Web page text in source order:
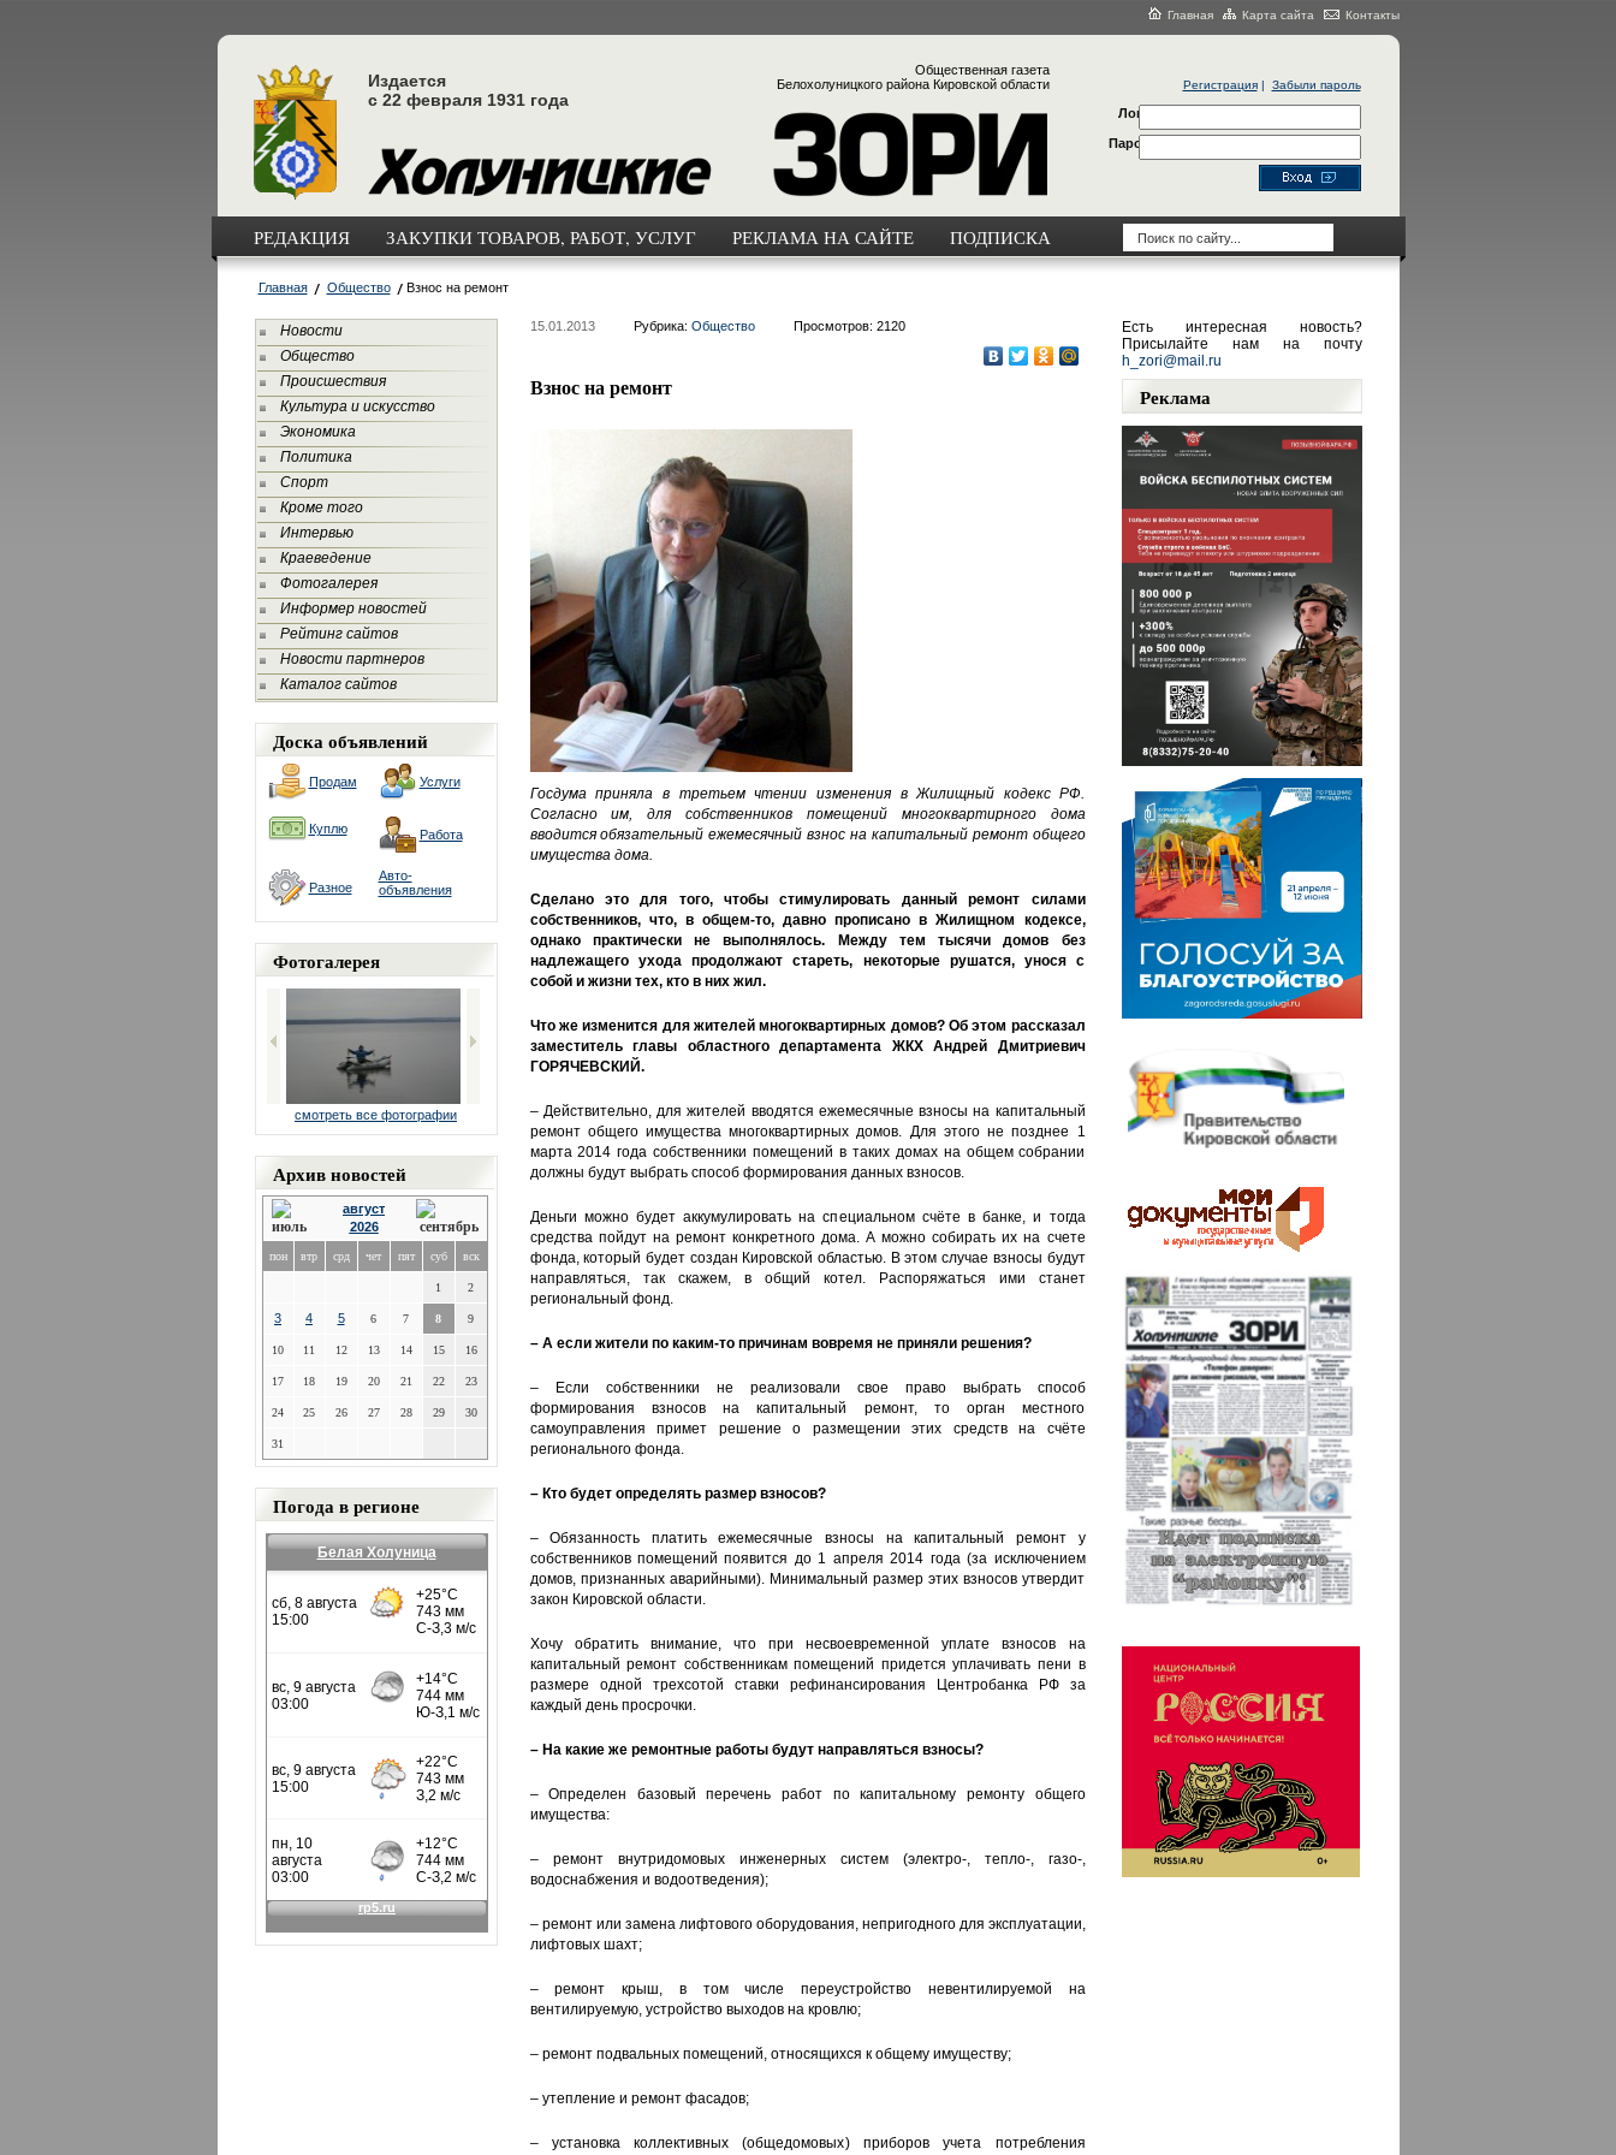
Главная Карта сайта Контакты
Издается
с 22 февраля 1931 года
Общественная газета
Белохолуницкого района Кировской области
Регистрация| Забыли пароль
Логин
Пароль
РЕДАКЦИЯ ЗАКУПКИ ТОВАРОВ, РАБОТ, УСЛУГ РЕКЛАМА НА САЙТЕ ПОДПИСКА
Главная Общество Взнос на ремонт
Новости
Общество
Происшествия
Культура и искусство
Экономика
Политика
Спорт
Кроме того
Интервью
Краеведение
Фотогалерея
Информер новостей
Рейтинг сайтов
Новости партнеров
Каталог сайтов
Доска объявлений
Продам Услуги
Куплю Работа
Разное
Авто-
объявления
Фотогалерея
смотреть все фотографии
Архив новостей
август
2026
пон втр срд чет пят суб вск
1 2
3 4 5 6 7 8 9
10 11 12 13 14 15 16
17 18 19 20 21 22 23
24 25 26 27 28 29 30
31
Погода в регионе
Белая Холуница
15.01.2013 Рубрика: Общество Просмотров: 2120
Взнос на ремонт
Госдума приняла в третьем чтении изменения в Жилищный кодекс РФ.
Согласно им, для собственников помещений многоквартирного дома
вводится обязательный ежемесячный взнос на капитальный ремонт общего
имущества дома.
Сделано это для того, чтобы стимулировать данный ремонт силами
собственников, что, в общем-то, давно прописано в Жилищном кодексе,
однако практически не выполнялось. Между тем тысячи домов без
надлежащего ухода продолжают стареть, некоторые рушатся, унося с
собой и жизни тех, кто в них жил.
Что же изменится для жителей многоквартирных домов? Об этом рассказал
заместитель главы областного департамента ЖКХ Андрей Дмитриевич
ГОРЯЧЕВСКИЙ.
– Действительно, для жителей вводятся ежемесячные взносы на капитальный
ремонт общего имущества многоквартирных домов. Для этого не позднее 1
марта 2014 года собственники помещений в таких домах на общем собрании
должны будут выбрать способ формирования данных взносов.
Деньги можно будет аккумулировать на специальном счёте в банке, и тогда
средства пойдут на ремонт конкретного дома. А можно собирать их на счете
фонда, который будет создан Кировской областью. В этом случае взносы будут
направляться, так скажем, в общий котел. Распоряжаться ими станет
региональный фонд.
– А если жители по каким-то причинам вовремя не приняли решения?
– Если собственники не реализовали свое право выбрать способ
формирования взносов на капитальный ремонт, то орган местного
самоуправления примет решение о размещении этих средств на счёте
регионального фонда.
– Кто будет определять размер взносов?
– Обязанность платить ежемесячные взносы на капитальный ремонт у
собственников помещений появится до 1 апреля 2014 года (за исключением
домов, признанных аварийными). Минимальный размер этих взносов утвердит
закон Кировской области.
Хочу обратить внимание, что при несвоевременной уплате взносов на
капитальный ремонт собственникам помещений придется уплачивать пени в
размере одной трехсотой ставки рефинансирования Центробанка РФ за
каждый день просрочки.
– На какие же ремонтные работы будут направляться взносы?
– Определен базовый перечень работ по капитальному ремонту общего
имущества:
– ремонт внутридомовых инженерных систем (электро-, тепло-, газо-,
водоснабжения и водоотведения);
– ремонт или замена лифтового оборудования, непригодного для эксплуатации,
лифтовых шахт;
– ремонт крыш, в том числе переустройство невентилируемой на
вентилируемую, устройство выходов на кровлю;
– ремонт подвальных помещений, относящихся к общему имуществу;
– утепление и ремонт фасадов;
– установка коллективных (общедомовых) приборов учета потребления
Есть интересная новость?
Присылайте нам на почту
h_zori@mail.ru
Реклама